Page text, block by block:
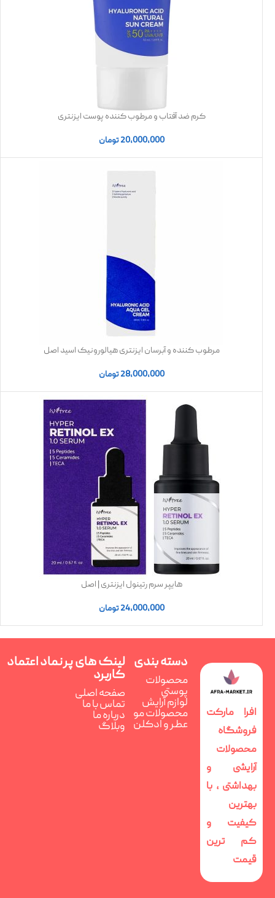
کرم ضد آفتاب و مرطوب کننده پوست ایزنتری
20,000,000تومان
مرطوب کننده و آبرسان ایزنتری هیالورونیک اسید اصل
28,000,000تومان
هایپر سرم رتینول ایزنتری | اصل
24,000,000تومان
افرا مارکت
فروشگاه
محصولات
آرایشی و
بهداشتی ، با
بهترین
کیفیت و
کم ترین
قیمت
دسته بندی
محصولات
پوستی
لوازم آرایش
محصولات مو
عطر و ادکلن
لینک های پر
کاربرد
صفحه اصلی
تماس با ما
درباره ما
وبلاگ
نماد اعتماد